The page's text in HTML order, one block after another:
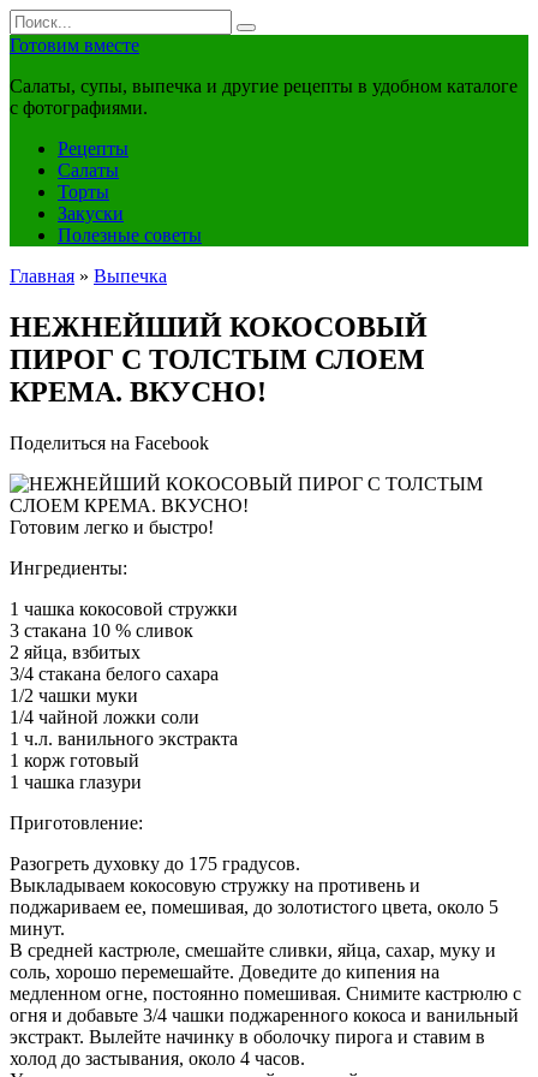
Перейти
к
Search
for:
Готовим вместе
Салаты, супы, выпечка и другие рецепты в удобном каталоге
с фотографиями.
Рецепты
Салаты
Торты
Закуски
Полезные советы
Главная » Выпечка
НЕЖНЕЙШИЙ КОКОСОВЫЙ
ПИРОГ С ТОЛСТЫМ СЛОЕМ
КРЕМА. ВКУСНО!
Поделиться на Facebook
Готовим легко и быстро!
Ингредиенты:
1 чашка кокосовой стружки
3 стакана 10 % сливок
2 яйца, взбитых
3/4 стакана белого сахара
1/2 чашки муки
1/4 чайной ложки соли
1 ч.л. ванильного экстракта
1 корж готовый
1 чашка глазури
Приготовление:
Разогреть духовку до 175 градусов.
Выкладываем кокосовую стружку на противень и
поджариваем ее, помешивая, до золотистого цвета, около 5
минут.
В средней кастрюле, смешайте сливки, яйца, сахар, муку и
соль, хорошо перемешайте. Доведите до кипения на
медленном огне, постоянно помешивая. Снимите кастрюлю с
огня и добавьте 3/4 чашки поджаренного кокоса и ванильный
экстракт. Вылейте начинку в оболочку пирога и ставим в
холод до застывания, около 4 часов.